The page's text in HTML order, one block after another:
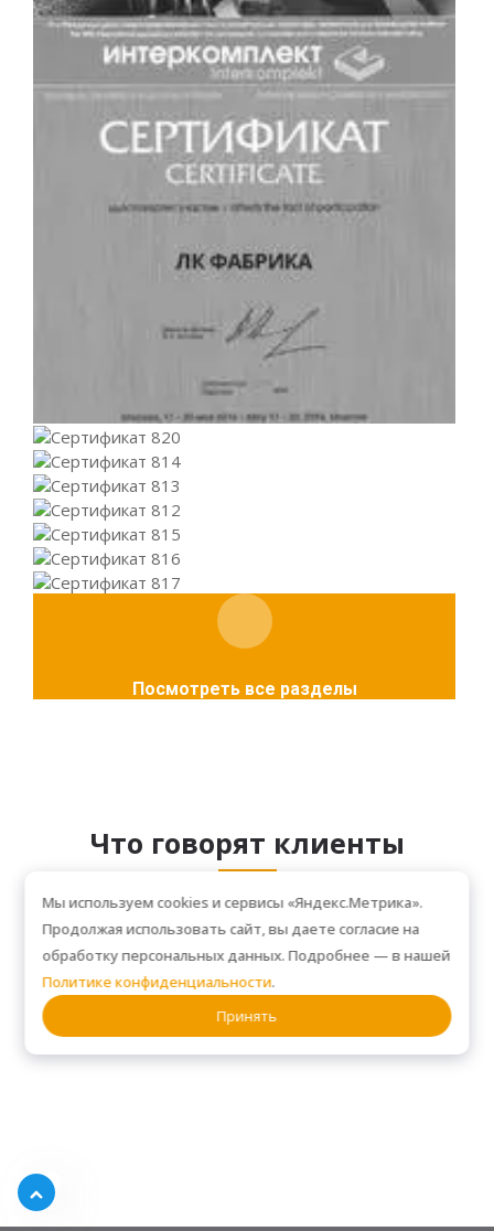
Посмотреть все разделы
Что говорят клиенты
РЕАЛЬНЫЕ ОТЗЫВЫ ОТ ТЕХ, КТО УЖЕ ОЦЕНИЛ КАЧЕСТВО НАШЕЙ
РАБОТЫ!
Мы используем cookies и сервисы «Яндекс.Метрика».
Продолжая использовать сайт, вы даете согласие на
обработку персональных данных. Подробнее — в нашей
Политике конфиденциальности.
Принять